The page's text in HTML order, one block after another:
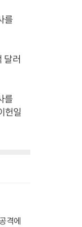
를
달러
를
헌일
격에